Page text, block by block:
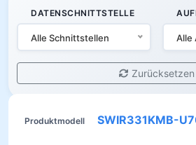
DATENSCHNITTSTELLE
Alle Schnittstellen Alle
Zurücksetzen
SWIR331KMB-